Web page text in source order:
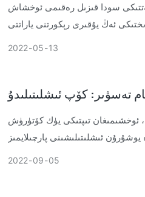
شىددەت بىلەن ئېشىشىغا ئەگىشىپ ، ئامېرىكا 3-ئايدىكى تاۋار ۋە مۇلازىمەتتىكى سودا قىزىل رەقىمى ئوخشاش
2022 05 13
تەسۋىر: كۆپ ئىشلىتىلىدۇ
، ئوخشىمىغان تىپتىكى يۈك كۆتۈرۈش
ئىشلىتىلىشىنى پارچىلايمىز
2022 09 05